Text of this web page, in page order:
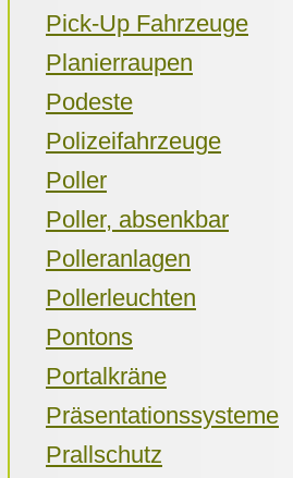
Pick-Up Fahrzeuge
Planierraupen
Podeste
Polizeifahrzeuge
Poller
Poller, absenkbar
Polleranlagen
Pollerleuchten
Pontons
Portalkräne
Präsentationssysteme
Prallschutz